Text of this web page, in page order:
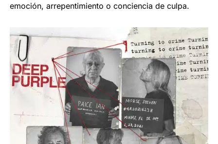
emoción, arrepentimiento o conciencia de culpa.